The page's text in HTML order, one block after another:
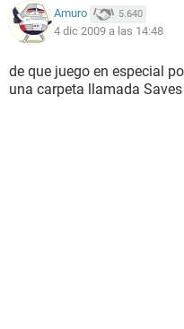
Amuro 5.640
4 dic 2009 a las 14:48
de que juego en especial
una carpeta llamada Saves